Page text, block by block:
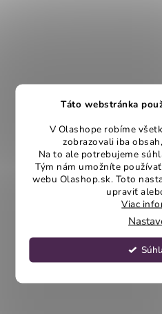
Táto webstránka
V Olashope robíme
zobrazovali iba
Na to ale potrebujeme
Tým nám umožníte
webu Olashop.sk. Toto
upraviť
Viac